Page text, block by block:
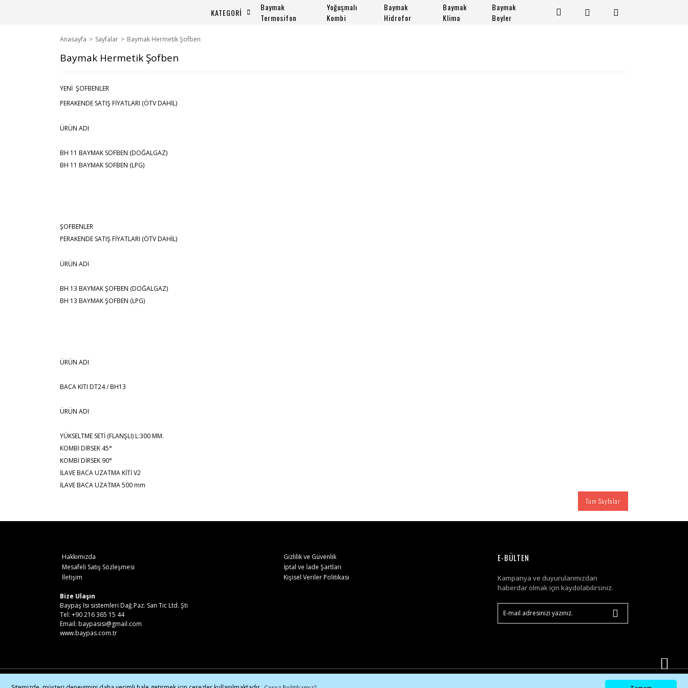
KATEGORİ
Baymak
Termosifon
Yoğuşmalı
Kombi
Baymak
Hidrofor
Baymak
Klima
Baymak
Boyler
Anasayfa Sayfalar Baymak Hermetik Şofben
Baymak Hermetik Şofben
YENİ ŞOFBENLER
PERAKENDE SATIŞ FİYATLARI (ÖTV DAHİL)
ÜRÜN ADI
BH 11 BAYMAK SOFBEN (DOĞALGAZ)
BH 11 BAYMAK SOFBEN (LPG)
ŞOFBENLER
PERAKENDE SATIŞ FİYATLARI (ÖTV DAHİL)
ÜRÜN ADI
BH 13 BAYMAK ŞOFBEN (DOĞALGAZ)
BH 13 BAYMAK ŞOFBEN (LPG)
ÜRÜN ADI
BACA KITI DT24 / BH13
ÜRÜN ADI
YÜKSELTME SETİ (FLANŞLI) L:300 MM.
KOMBİ DİRSEK 45°
KOMBİ DİRSEK 90°
İLAVE BACA UZATMA KİTİ V2
İLAVE BACA UZATMA 500 mm
Tüm Sayfalar
Hakkımızda
Gizlilik ve Güvenlik
Mesafeli Satış Sözleşmesi
İptal ve İade Şartları
İletişim
Kişisel Veriler Politikası
Bize Ulaşın
Baypaş Isı sistemleri Dağ.Paz. San Tic Ltd. Şti
Tel: +90 216 365 15 44
Email: baypasisi@gmail.com
www.baypas.com.tr
E-BÜLTEN
Kampanya ve duyurularımızdan
haberdar olmak için kaydolabilirsiniz.
© Tüm hakları saklıdır. Kredi kartı bilgileriniz 256bit SSL sertifikası ile korunmaktadır.